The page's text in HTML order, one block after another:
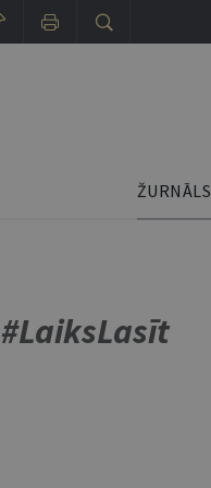
ŽURNĀLS
#LaiksLasīt